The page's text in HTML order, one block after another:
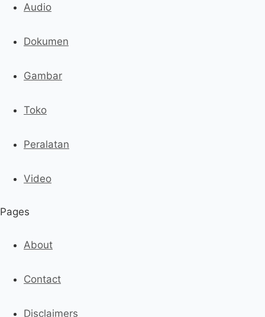
Audio
Dokumen
Gambar
Toko
Peralatan
Video
Pages
About
Contact
Disclaimers